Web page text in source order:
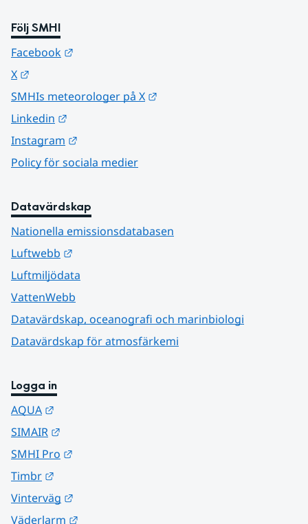
Följ SMHI
Facebook
X
SMHIs meteorologer på X
Linkedin
Instagram
Policy för sociala medier
Datavärdskap
Nationella emissionsdatabasen
Luftwebb
Luftmiljödata
VattenWebb
Datavärdskap, oceanografi och marinbiologi
Datavärdskap för atmosfärkemi
Logga in
AQUA
SIMAIR
SMHI Pro
Timbr
Vinterväg
Väderlarm